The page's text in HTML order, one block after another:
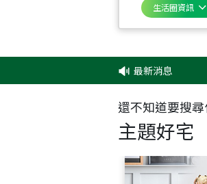
生活圈資訊
最新消息
還不知道要搜
主題好宅